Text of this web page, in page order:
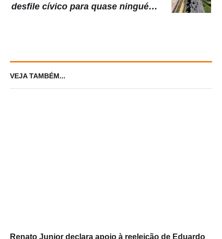
desfile cívico para quase ninguém,
VEJA TAMBÉM...
Renato Junior declara apoio à reeleição de Eduardo